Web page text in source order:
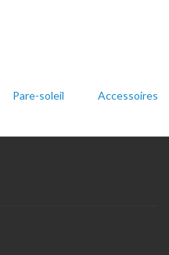
Pare-soleil Accessoires